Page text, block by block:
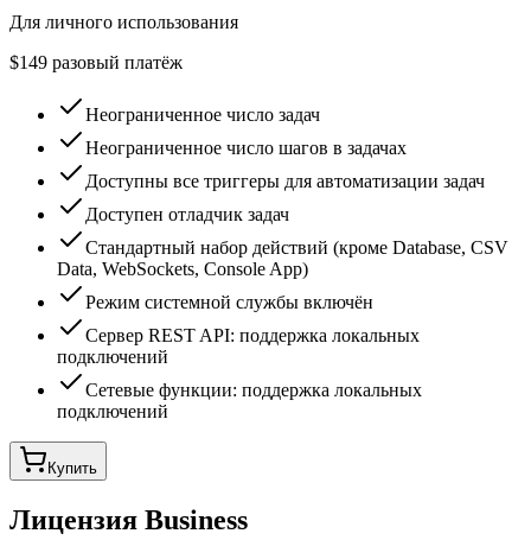
Для личного использования
$149 разовый платёж
Неограниченное число задач
Неограниченное число шагов в задачах
Доступны все триггеры для автоматизации задач
Доступен отладчик задач
Стандартный набор действий (кроме Database, CSV
Data, WebSockets, Console App)
Режим системной службы включён
Сервер REST API: поддержка локальных
подключений
Сетевые функции: поддержка локальных
подключений
Купить
Лицензия Business